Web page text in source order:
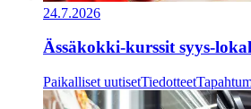
24.7.2026
Ässäkokki-kurssit syys-
Paikalliset uutisetTiedotteet